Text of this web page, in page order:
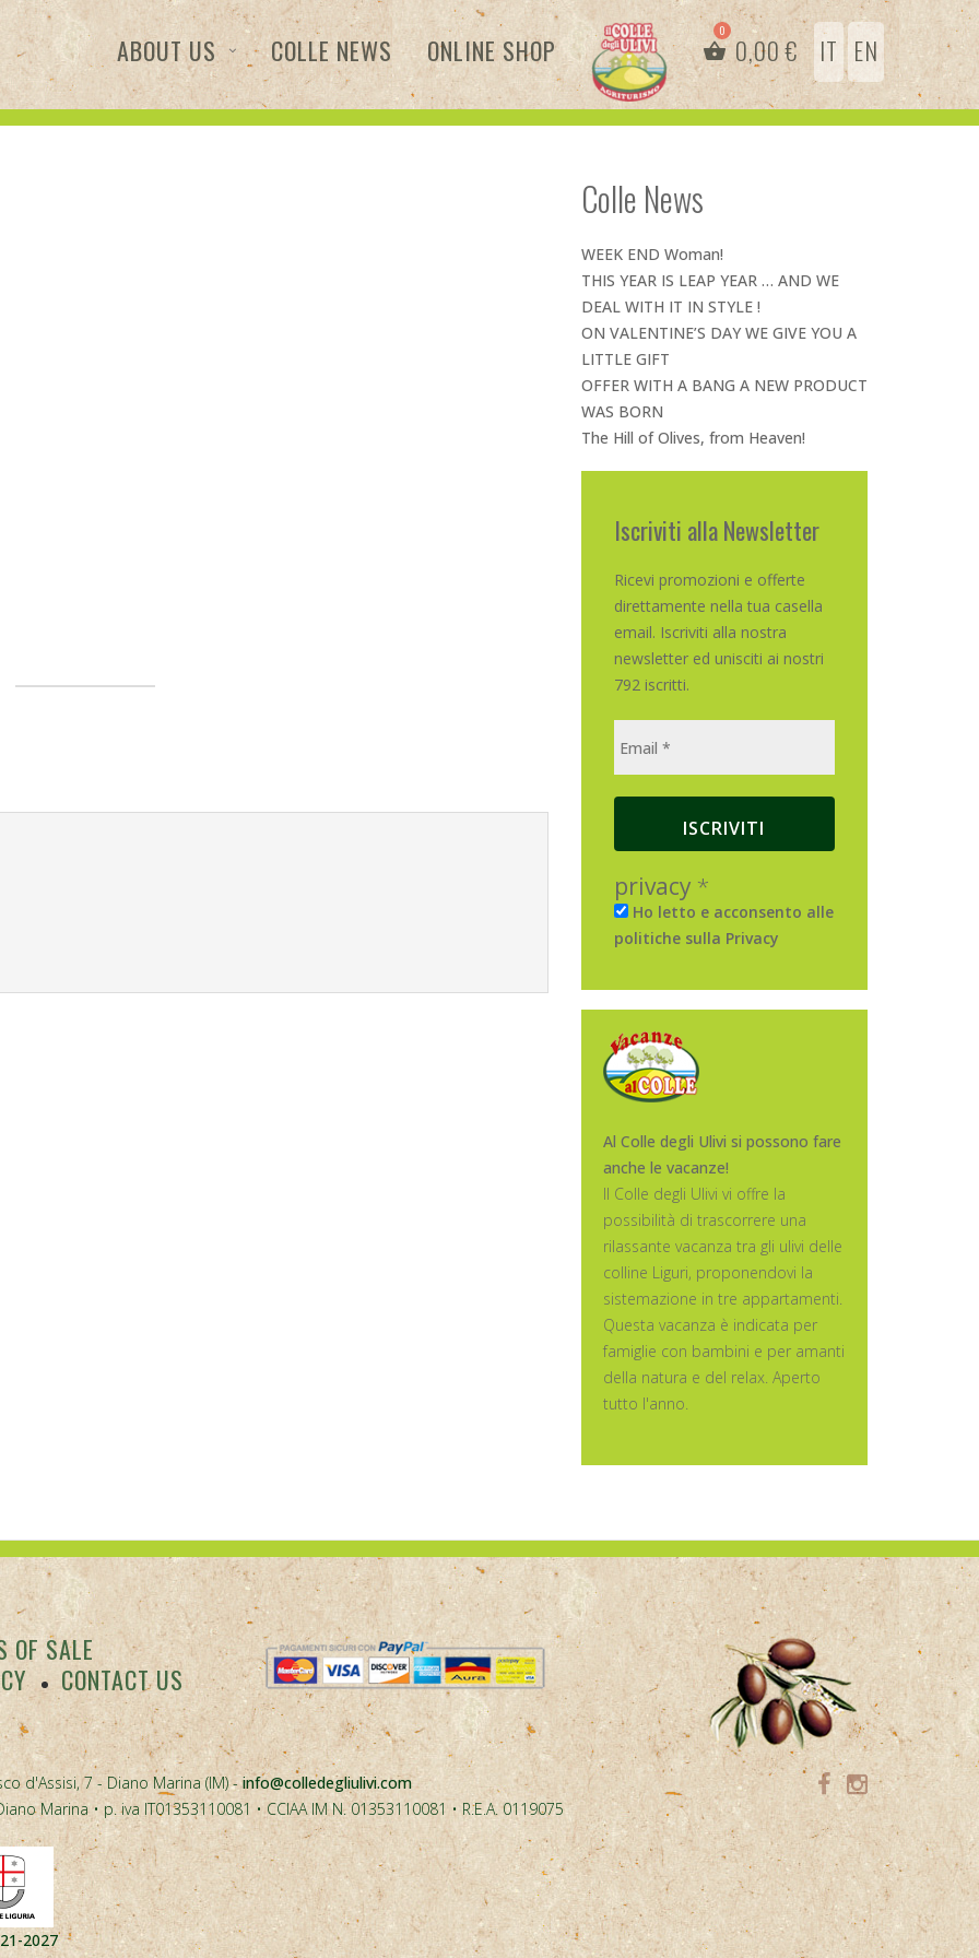
ABOUT US COLLE NEWS ONLINE SHOP 0,00€ IT EN
Colle News
WEEK END Woman!
THIS YEAR IS LEAP YEAR … AND WE
DEAL WITH IT IN STYLE !
ON VALENTINE’S DAY WE GIVE YOU A
LITTLE GIFT
OFFER WITH A BANG A NEW PRODUCT
WAS BORN
The Hill of Olives, from Heaven!
Iscriviti alla Newsletter
Ricevi promozioni e offerte
direttamente nella tua casella
email. Iscriviti alla nostra
newsletter ed unisciti ai nostri
792 iscritti.
privacy *
Ho letto e acconsento alle
politiche sulla Privacy
Al Colle degli Ulivi si possono fare
anche le vacanze!
Il Colle degli Ulivi vi offre la
possibilità di trascorrere una
rilassante vacanza tra gli ulivi delle
colline Liguri, proponendovi la
sistemazione in tre appartamenti.
Questa vacanza è indicata per
famiglie con bambini e per amanti
della natura e del relax. Aperto
tutto l'anno.
OF SALE
CONTACT US
d'Assisi, 7 - Diano Marina (IM) -info@colledegliulivi.com
Marina • p. iva IT01353110081 • CCIAA IM N. 01353110081 • R.E.A. 0119075
2027